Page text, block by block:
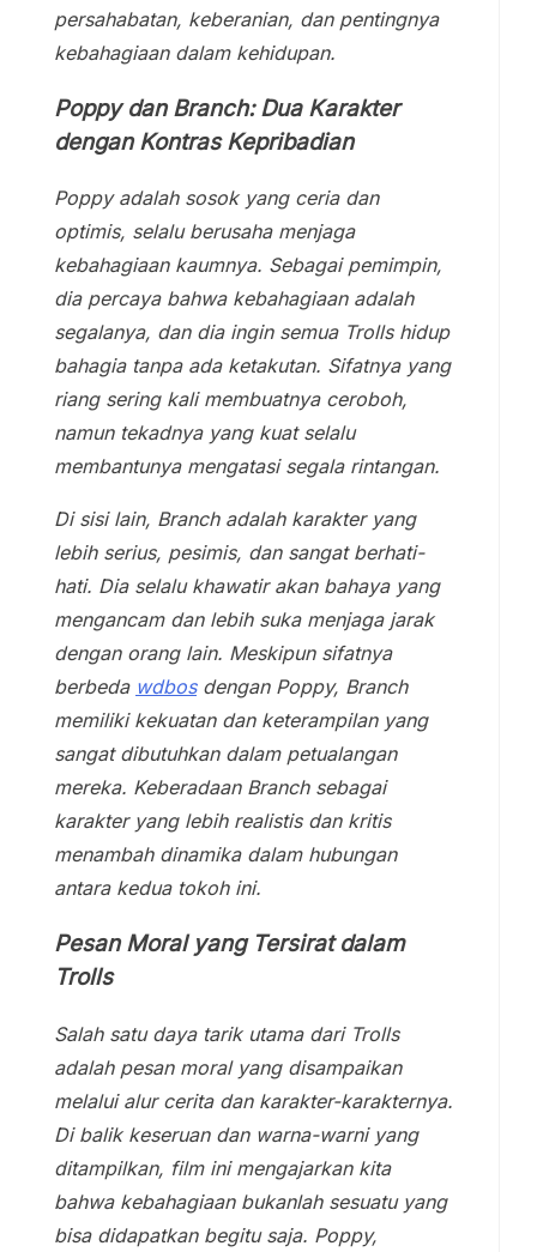
persahabatan, keberanian, dan pentingnya
kebahagiaan dalam kehidupan.
Poppy dan Branch: Dua Karakter
dengan Kontras Kepribadian
Poppy adalah sosok yang ceria dan
optimis, selalu berusaha menjaga
kebahagiaan kaumnya. Sebagai pemimpin,
dia percaya bahwa kebahagiaan adalah
segalanya, dan dia ingin semua Trolls hidup
bahagia tanpa ada ketakutan. Sifatnya yang
riang sering kali membuatnya ceroboh,
namun tekadnya yang kuat selalu
membantunya mengatasi segala rintangan.
Di sisi lain, Branch adalah karakter yang
lebih serius, pesimis, dan sangat berhati-
hati. Dia selalu khawatir akan bahaya yang
mengancam dan lebih suka menjaga jarak
dengan orang lain. Meskipun sifatnya
berbeda wdbosdengan Poppy, Branch
memiliki kekuatan dan keterampilan yang
sangat dibutuhkan dalam petualangan
mereka. Keberadaan Branch sebagai
karakter yang lebih realistis dan kritis
menambah dinamika dalam hubungan
antara kedua tokoh ini.
Pesan Moral yang Tersirat dalam
Trolls
Salah satu daya tarik utama dari Trolls
adalah pesan moral yang disampaikan
melalui alur cerita dan karakter-karakternya.
Di balik keseruan dan warna-warni yang
ditampilkan, film ini mengajarkan kita
bahwa kebahagiaan bukanlah sesuatu yang
bisa didapatkan begitu saja. Poppy,